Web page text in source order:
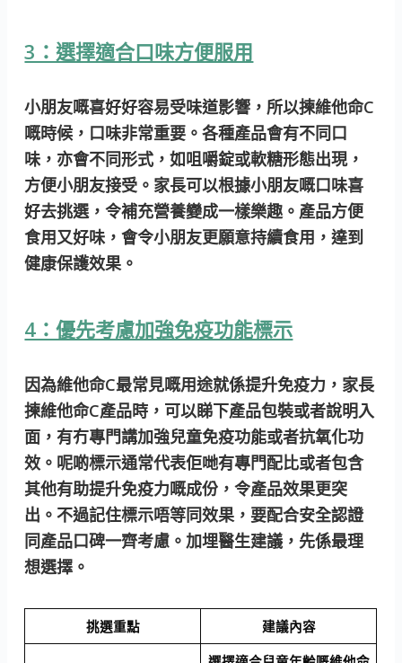
3：選擇適合口味方便服用
小朋友嘅喜好好容易受味道影響，所以揀維他命C
嘅時候，口味非常重要。各種產品會有不同口
味，亦會不同形式，如咀嚼錠或軟糖形態出現，
方便小朋友接受。家長可以根據小朋友嘅口味喜
好去挑選，令補充營養變成一樣樂趣。產品方便
食用又好味，會令小朋友更願意持續食用，達到
健康保護效果。
4：優先考慮加強免疫功能標示
因為維他命C最常見嘅用途就係提升免疫力，家長
揀維他命C產品時，可以睇下產品包裝或者說明入
面，有冇專門講加強兒童免疫功能或者抗氧化功
效。呢啲標示通常代表佢哋有專門配比或者包含
其他有助提升免疫力嘅成份，令產品效果更突
出。不過記住標示唔等同效果，要配合安全認證
同產品口碑一齊考慮。加埋醫生建議，先係最理
想選擇。
挑選重點 建議內容